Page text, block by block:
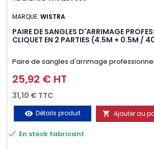
MARQUE: WISTRA
PAIRE DE SANGLES D'ARRIMAGE
CLIQUET EN 2 PARTIES (4.5M + 0.5M /
Paire de sangles d'arrimage
crochet en 2 parties (4.5M + 0.5M /
d'utilisation. Permet d'arrimer et de
vos chargements pendant le transport.
très résistante aux UV et aux variations de
n'absorbe pas l'eau.
Prix
25,92 € HT
31,10 € TTC
visibility Détails produit  Ajouter au
 En stock fabricant